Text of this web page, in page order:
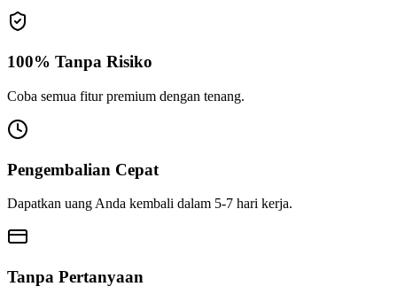
100% Tanpa Risiko
Coba semua fitur premium dengan tenang.
Pengembalian Cepat
Dapatkan uang Anda kembali dalam 5-7 hari kerja.
Tanpa Pertanyaan